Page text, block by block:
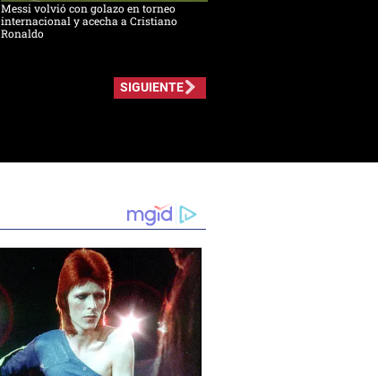
Messi volvió con golazo en torneo
internacional y acecha a Cristiano
Ronaldo
SIGUIENTE